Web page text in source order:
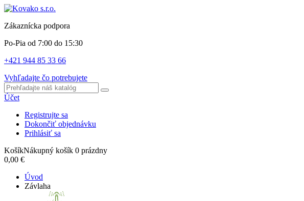
Zákaznícka podpora
Po-Pia od 7:00 do 15:30
+421 944 85 33 66
Vyhľadajte čo potrebujete
Účet
Registrujte sa
Dokončiť objednávku
Prihlásiť sa
KošíkNákupný košík 0 prázdny
0,00 €
Úvod
Závlaha